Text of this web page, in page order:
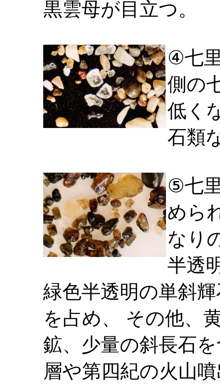
黒雲母が目立つ。
④七
側の
低く
石類
⑤七
めら
なり
半透
緑色半透明の単斜
を占め、 その他、
鉱、少量の斜長石
層や第四紀の火山